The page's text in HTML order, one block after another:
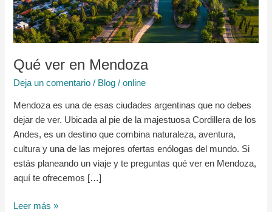
Qué ver en Mendoza
Deja un comentario / Blog /online
Mendoza es una de esas ciudades argentinas que no debes
dejar de ver. Ubicada al pie de la majestuosa Cordillera de los
Andes, es un destino que combina naturaleza, aventura,
cultura y una de las mejores ofertas enólogas del mundo. Si
estás planeando un viaje y te preguntas qué ver en Mendoza,
aquí te ofrecemos […]
Leer más »